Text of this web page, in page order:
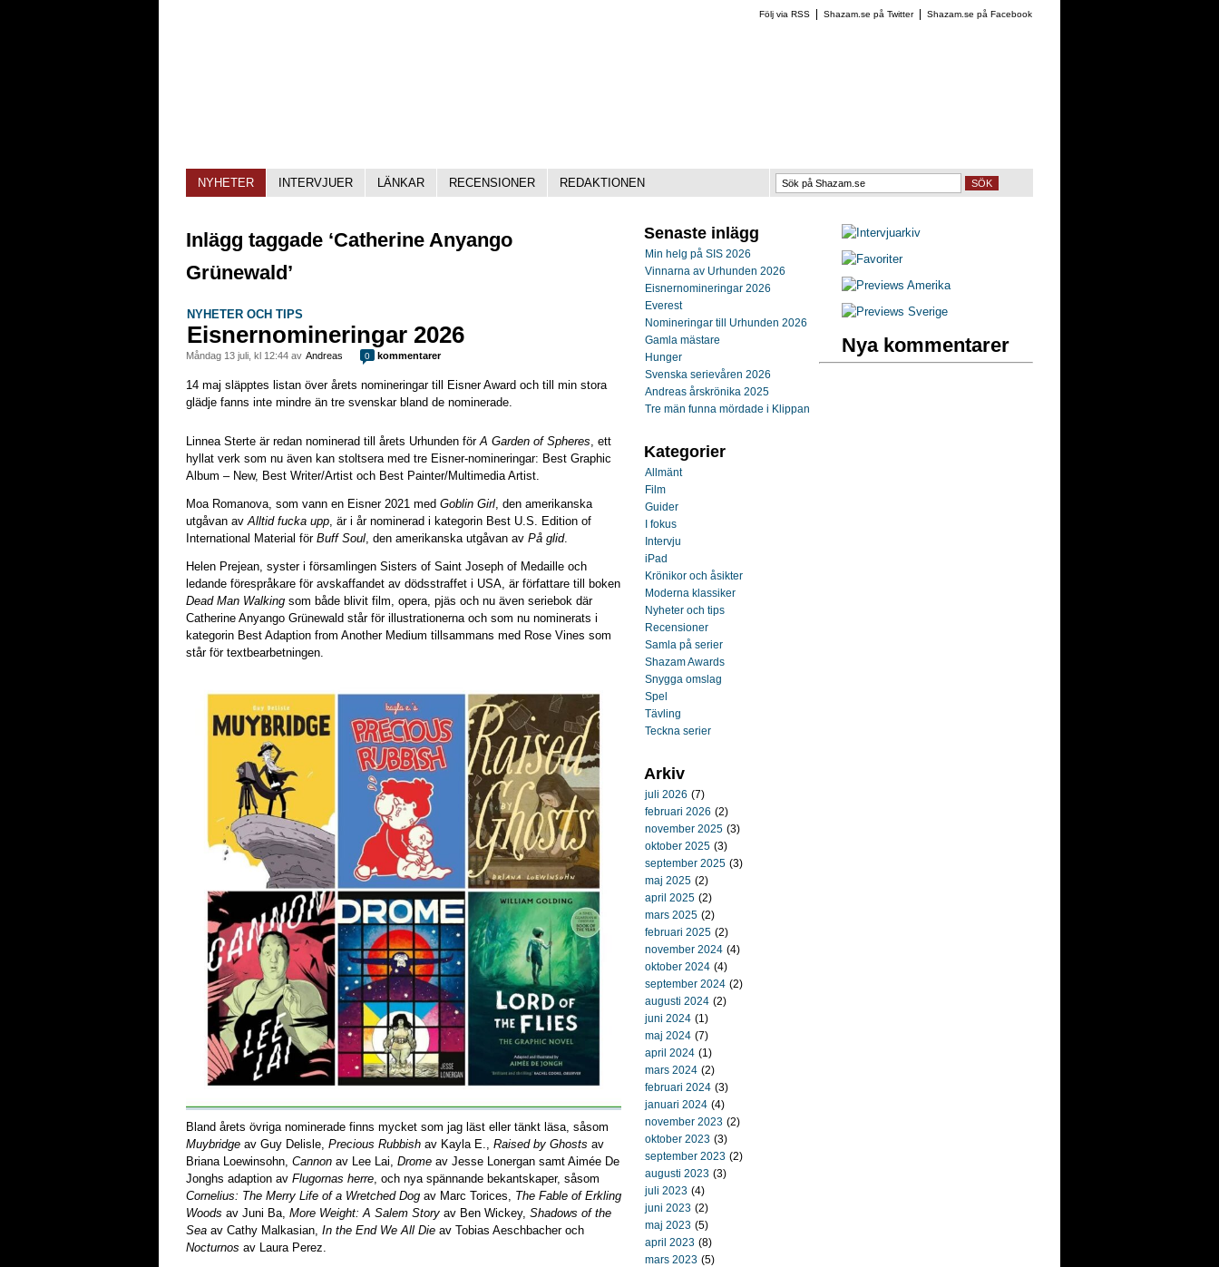
Shazam.se på Facebook
Shazam.se på Twitter
Följ via RSS
NYHETER INTERVJUER LÄNKAR RECENSIONER REDAKTIONEN SÖK
Inlägg taggade ‘Catherine Anyango
Grünewald’
NYHETER OCH TIPS
Eisnernomineringar 2026
måndag 13 juli, kl 12:44 av Andreas 0 kommentarer
14 maj släpptes listan över årets nomineringar till Eisner Award och till min stora
glädje fanns inte mindre än tre svenskar bland de nominerade.
Linnea Sterte är redan nominerad till årets Urhunden förA Garden of Spheres, ett
hyllat verk som nu även kan stoltsera med tre Eisner-nomineringar: Best Graphic
Album – New, Best Writer/Artist och Best Painter/Multimedia Artist.
Moa Romanova, som vann en Eisner 2021 med Goblin Girl, den amerikanska
utgåvan avAlltid fucka upp, är i år nominerad i kategorin Best U.S. Edition of
International Material för Buff Soul, den amerikanska utgåvan av På glid.
Helen Prejean, syster i församlingen Sisters of Saint Joseph of Medaille och
ledande förespråkare för avskaffandet av dödsstraffet i USA, är författare till boken
Dead Man Walking som både blivit film, opera, pjäs och nu även seriebok där
Catherine Anyango Grünewald står för illustrationerna och som nu nominerats i
kategorin Best Adaption from Another Medium tillsammans med Rose Vines som
står för textbearbetningen.
Bland årets övriga nominerade finns mycket som jag läst eller tänkt läsa, såsom
Muybridge av Guy Delisle, Precious Rubbish av Kayla E., Raised by Ghosts av
Briana Loewinsohn, Cannon av Lee Lai, Drome av Jesse Lonergan samt Aimée De
Jonghs adaption av Flugornas herre, och nya spännande bekantskaper, såsom
Cornelius: The Merry Life of a Wretched Dog av Marc Torices, The Fable of Erkling
Woods av Juni Ba, More Weight: A Salem Story av Ben Wickey, Shadows of the
Sea av Cathy Malkasian, In the End We All Die av Tobias Aeschbacher och
Nocturnos av Laura Perez.
Senaste inlägg
Min helg på SIS 2026
Vinnarna av Urhunden 2026
Eisnernomineringar 2026
Everest
Nomineringar till Urhunden 2026
Gamla mästare
Hunger
Svenska serievåren 2026
Andreas årskrönika 2025
Tre män funna mördade i Klippan
Kategorier
Allmänt
Film
Guider
I fokus
Intervju
iPad
Krönikor och åsikter
Moderna klassiker
Nyheter och tips
Recensioner
Samla på serier
Shazam Awards
Snygga omslag
Spel
Tävling
Teckna serier
Arkiv
juli 2026 (7)
februari 2026 (2)
november 2025 (3)
oktober 2025 (3)
september 2025 (3)
maj 2025 (2)
april 2025 (2)
mars 2025 (2)
februari 2025 (2)
november 2024 (4)
oktober 2024 (4)
september 2024 (2)
augusti 2024 (2)
juni 2024 (1)
maj 2024 (7)
april 2024 (1)
mars 2024 (2)
februari 2024 (3)
januari 2024 (4)
november 2023 (2)
oktober 2023 (3)
september 2023 (2)
augusti 2023 (3)
juli 2023 (4)
juni 2023 (2)
maj 2023 (5)
april 2023 (8)
mars 2023 (5)
Nya kommentarer